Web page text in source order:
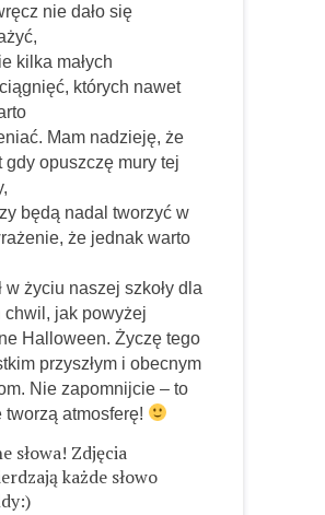
nie dało się
kilka małych
których nawet
Mam nadzieję, że
gdy opuszczę mury tej
będą nadal tworzyć w
że jednak warto
w życiu naszej szkoły dla
chwil, jak powyżej
Halloween. Życzę tego
przyszłym i obecnym
Nie zapomnijcie – to
tworzą atmosferę!
słowa! Zdjęcia
każde słowo